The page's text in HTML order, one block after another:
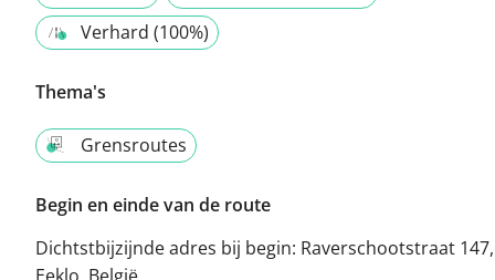
Verhard (100%)
Thema's
Grensroutes
Begin en einde van de route
Dichtstbijzijnde adres bij begin: Raverschootstraat